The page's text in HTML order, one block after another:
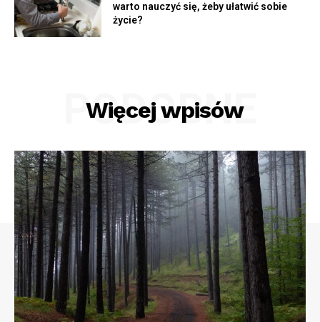
warto nauczyć się, żeby ułatwić sobie
życie?
Więcej wpisów
PODOBNE